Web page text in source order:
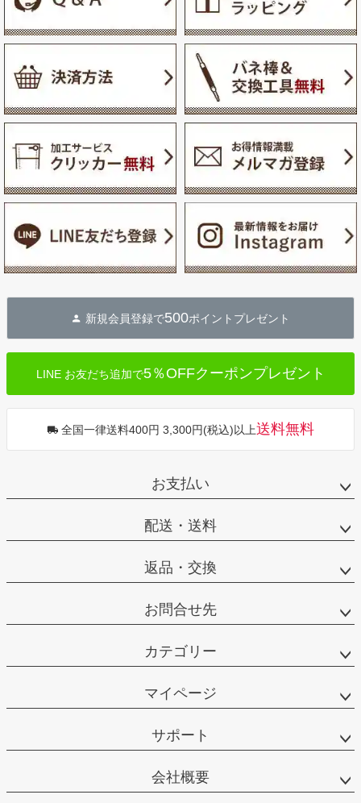
新規会員登録で500ポイントプレゼント
LINE お友だち追加で5％OFFクーポンプレゼント
全国一律送料400円 3,300円(税込)以上送料無料
お支払い
配送・送料
返品・交換
お問合せ先
カテゴリー
マイページ
サポート
会社概要